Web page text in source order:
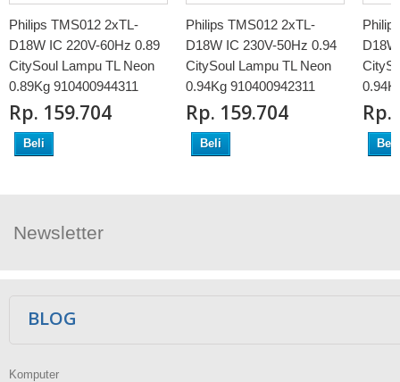
Philips TMS012 2xTL-
D18W IC 220V-60Hz 0.89
CitySoul Lampu TL Neon
0.89Kg 910400944311
Rp‎. 159.704
Beli
Philips TMS012 2xTL-
D18W IC 230V-50Hz 0.94
CitySoul Lampu TL Neon
0.94Kg 910400942311
Rp‎. 159.704
Beli
Rp‎.
Beli
Newsletter
BLOG
Komputer